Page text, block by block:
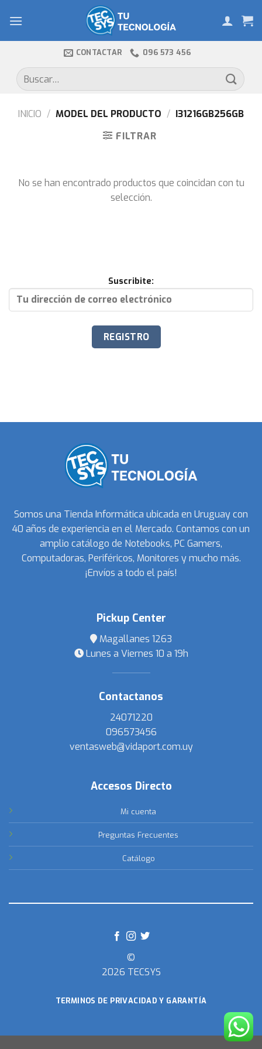
CONTACTAR 096 573 456
Buscar
por:
INICIO / MODEL DEL PRODUCTO / I31216GB256GB
FILTRAR
No se han encontrado productos que coincidan con tu
selección.
Suscribite:
Somos una Tienda Informática ubicada en Uruguay con
40 años de experiencia en el Mercado. Contamos con un
amplio catálogo de Notebooks, PC Gamers,
Computadoras, Periféricos, Monitores y mucho más.
¡Envíos a todo el país!
Pickup Center
Magallanes 1263
Lunes a Viernes 10 a 19h
Contactanos
24071220
096573456
ventasweb@vidaport.com.uy
Accesos Directo
Mi cuenta
Preguntas Frecuentes
Catálogo
©
2026 TECSYS
TERMINOS DE PRIVACIDAD Y GARANTÍA